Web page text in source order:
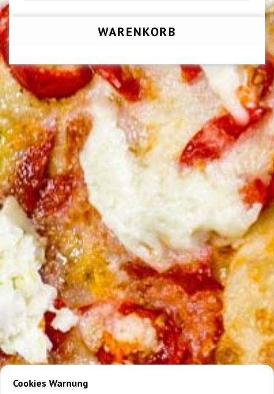
WARENKORB
Cookies Warnung